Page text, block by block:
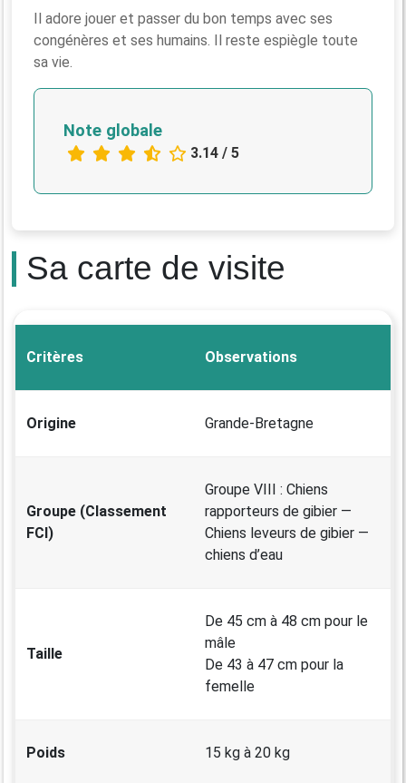
Il adore jouer et passer du bon temps avec ses
congénères et ses humains. Il reste espiègle toute
sa vie.
Note globale
3.14 / 5
Sa carte de visite
Critères Observations
Origine Grande-Bretagne
Groupe (Classement
FCI)
Groupe VIII : Chiens
rapporteurs de gibier —
Chiens leveurs de gibier —
chiens d’eau
Taille
De 45 cm à 48 cm pour le
mâle
De 43 à 47 cm pour la
femelle
Poids 15 kg à 20 kg